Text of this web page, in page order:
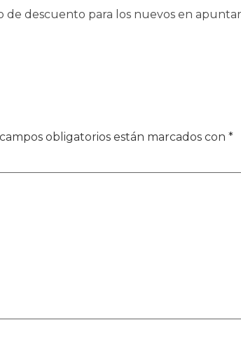
de descuento para los nuevos en
obligatorios están marcados con *